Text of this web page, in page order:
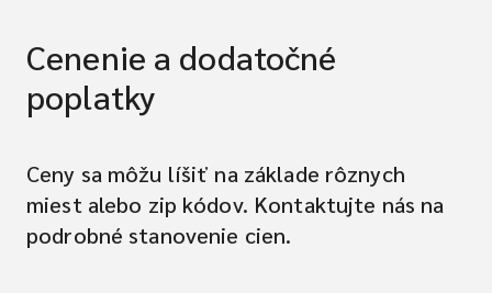
Cenenie a dodatočné
poplatky
Ceny sa môžu líšiť na základe rôznych
miest alebo zip kódov. Kontaktujte nás na
podrobné stanovenie cien.